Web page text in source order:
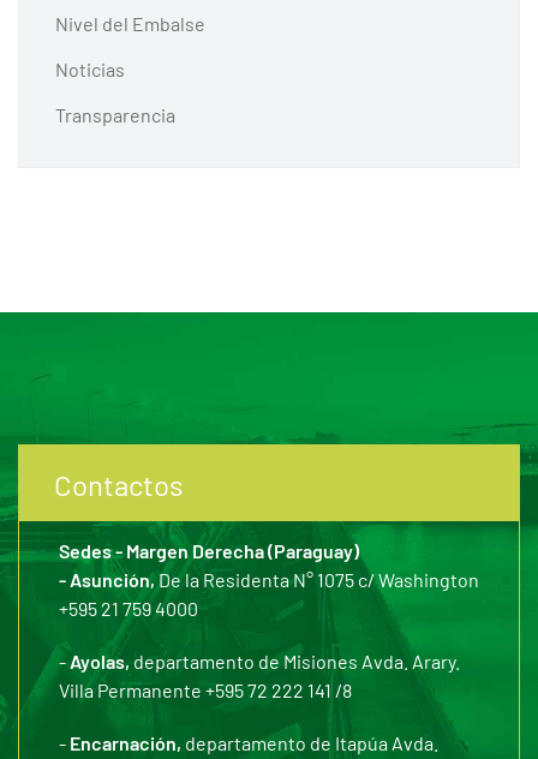
Nivel del Embalse
Noticias
Transparencia
Contactos
Sedes - Margen Derecha (Paraguay)
- Asunción,De la Residenta N° 1075 c/ Washington
+595 21 759 4000
-Ayolas, departamento de Misiones Avda. Arary.
Villa Permanente +595 72 222 141 /8
- Encarnación, departamento de Itapúa Avda.